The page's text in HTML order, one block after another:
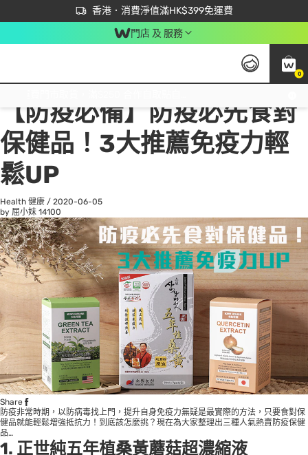
香港．消費淨值滿HK$399免運費
立即成為易賞錢會員盡享獨家優惠
首次APP下單買滿$450 輸入 NEWAPP 即減$50
門店 及 服務
0
All
【防疫必備】防疫必先食對
保健品！3大推薦免疫力輕
鬆UP
Health 健康 / 2020-06-05
by 屈小妹 14100
Share
防疫非常時期，以防病毒找上門，提升自身免疫力無疑是最實際的方法，只要食對保
健品就能輕鬆增強抵抗力！到底該怎麼挑？現在為大家整理出三種人氣熱賣防疫保健
品…
1. 正世純五年植桑黃蘑菇超濃縮液